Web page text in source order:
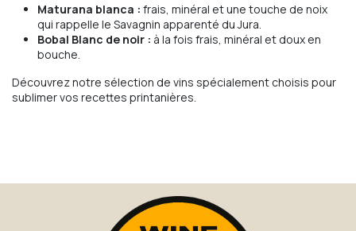
Maturana blanca : frais, minéral et une touche de noix
qui rappelle le Savagnin apparenté du Jura.
Bobal Blanc de noir : à la fois frais, minéral et doux en
bouche.
Découvrez notre sélection de vins spécialement choisis pour
sublimer vos recettes printanières.